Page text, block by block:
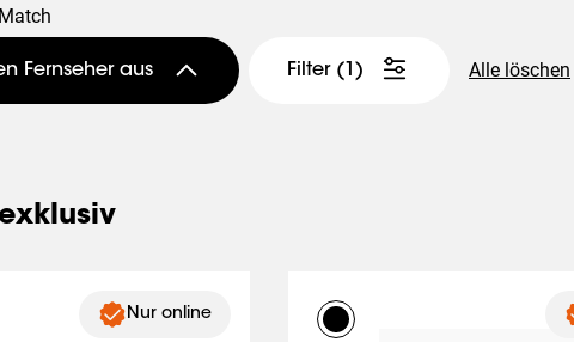
Fernseher aus Filter (1) Alle löschen
Nur online